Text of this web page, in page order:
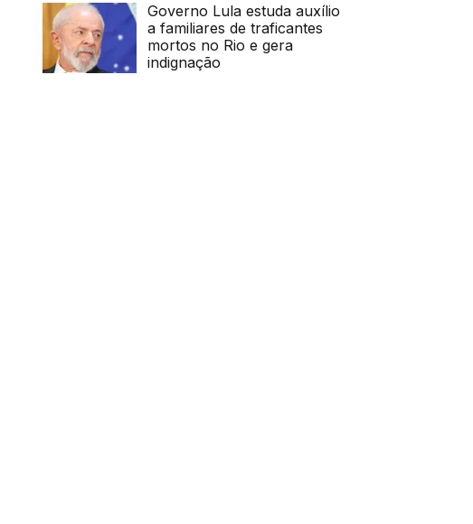
Governo Lula estuda auxílio
a familiares de traficantes
mortos no Rio e gera
indignação